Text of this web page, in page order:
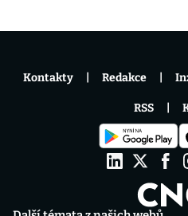
Kontakty Redakce
RSS